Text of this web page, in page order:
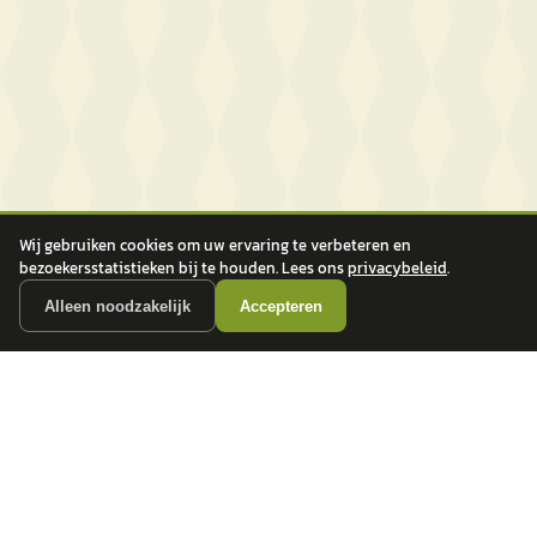
Wij gebruiken cookies om uw ervaring te verbeteren en
bezoekersstatistieken bij te houden. Lees onsprivacybeleid.
Alleen noodzakelijk Accepteren